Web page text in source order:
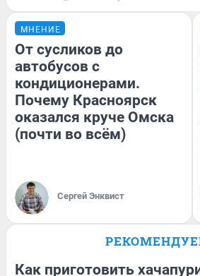
МНЕНИЕ
От сусликов до
автобусов с
кондиционерами.
Почему Красноярск
оказался круче Омска
(почти во всём)
Сергей Энквист
Как приготовить